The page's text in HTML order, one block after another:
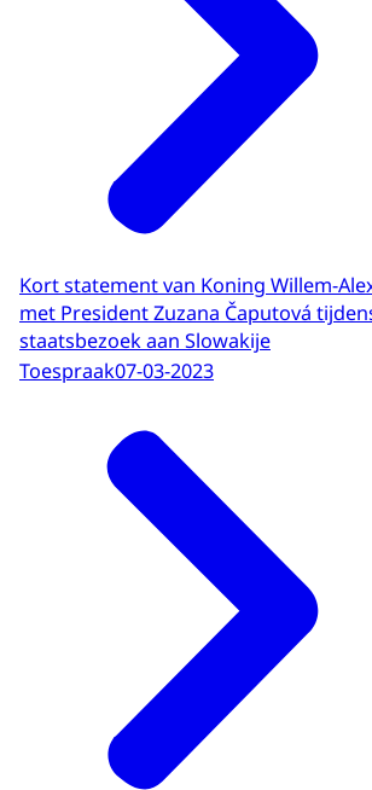
Kort statement van Koning Willem-
met President Zuzana Čaputová
staatsbezoek aan Slowakije
Toespraak07-03-2023